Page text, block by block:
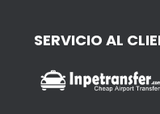
SERVICIO AL